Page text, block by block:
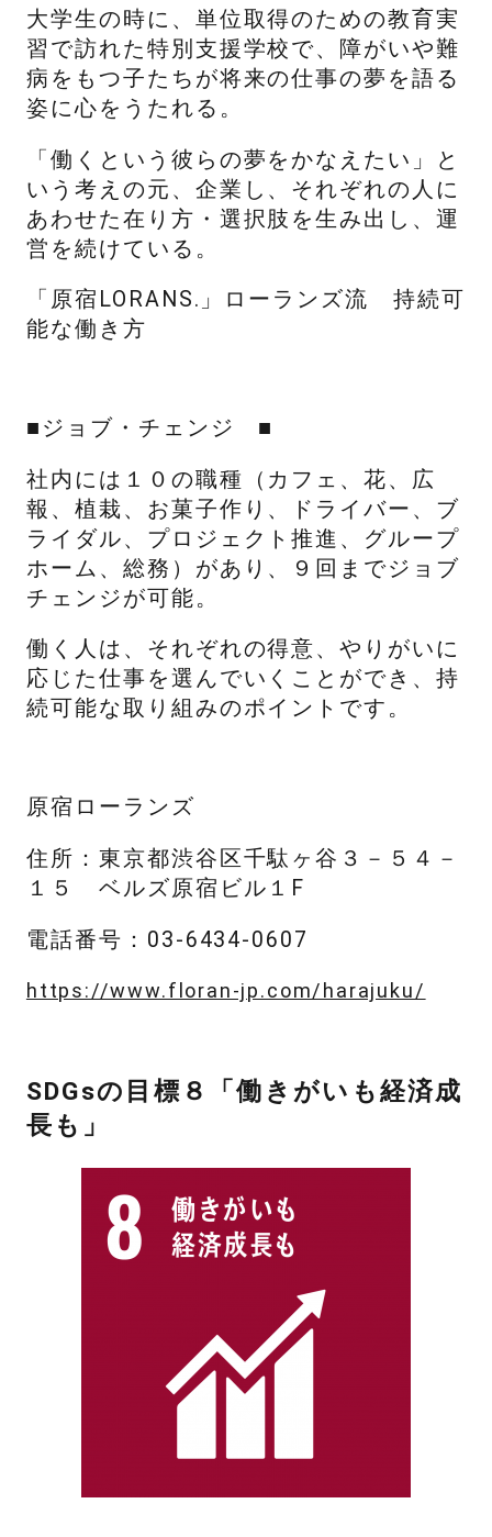
大学生の時に、単位取得のための教育実
習で訪れた特別支援学校で、障がいや難
病をもつ子たちが将来の仕事の夢を語る
姿に心をうたれる。
「働くという彼らの夢をかなえたい」と
いう考えの元、企業し、それぞれの人に
あわせた在り方・選択肢を生み出し、運
営を続けている。
「原宿LORANS.」ローランズ流 持続可
能な働き方
■ジョブ・チェンジ ■
社内には１０の職種（カフェ、花、広
報、植栽、お菓子作り、ドライバー、ブ
ライダル、プロジェクト推進、グループ
ホーム、総務）があり、９回までジョブ
チェンジが可能。
働く人は、それぞれの得意、やりがいに
応じた仕事を選んでいくことができ、持
続可能な取り組みのポイントです。
原宿ローランズ
住所：東京都渋谷区千駄ヶ谷３－５４－
１５ ベルズ原宿ビル１F
電話番号：03-6434-0607
https://www.floran-jp.com/harajuku/
SDGsの目標８「働きがいも経済成
長も」